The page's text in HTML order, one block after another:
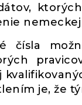
čísla
je, že